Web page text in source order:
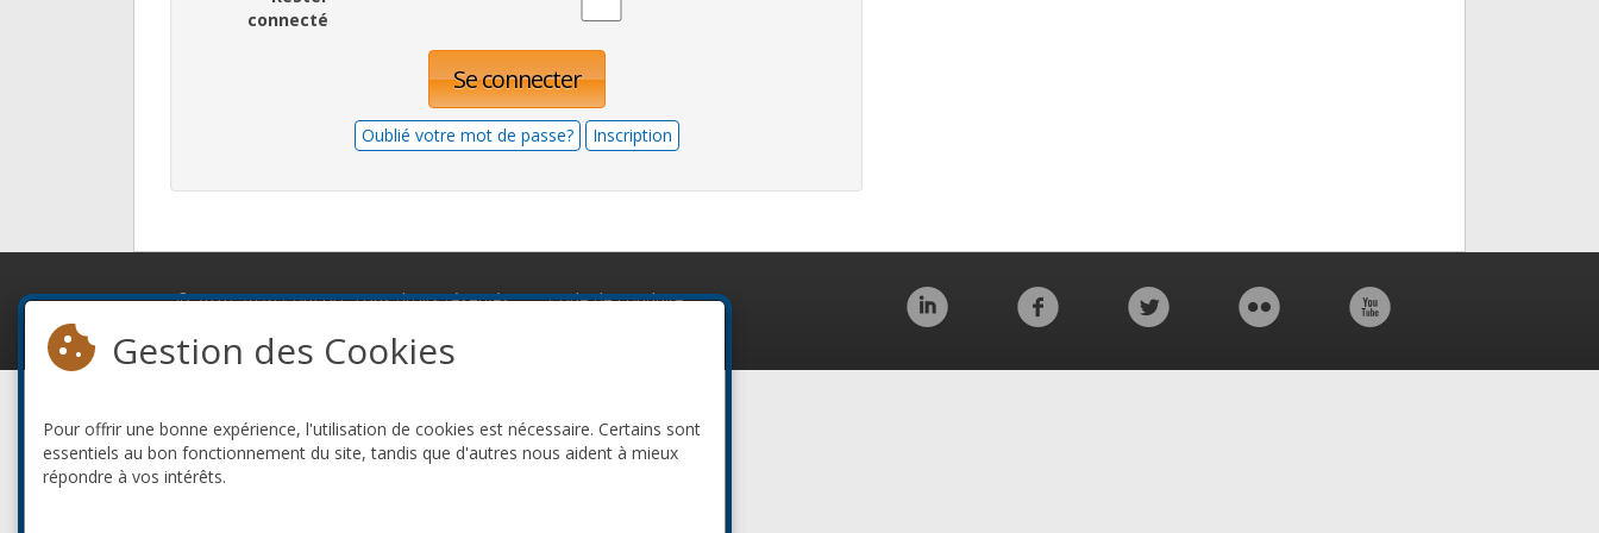
connecté
Se connecter
Oublié votre mot de passe? Inscription
© 2010-2026 ConFoo. Tous droits réservés. Code de conduite
Gestion des Cookies
Pour offrir une bonne expérience, l'utilisation de cookies est nécessaire. Certains sont
essentiels au bon fonctionnement du site, tandis que d'autres nous aident à mieux
répondre à vos intérêts.